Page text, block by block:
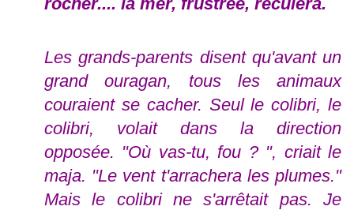
Les grands-parents disent qu'avant un
grand ouragan, tous les animaux
couraient se cacher. Seul le colibri, le
colibri, volait dans la direction
opposée. "Où vas-tu, fou ? ", criait le
maja. "Le vent t'arrachera les plumes."
Mais le colibri ne s'arrêtait pas. Je